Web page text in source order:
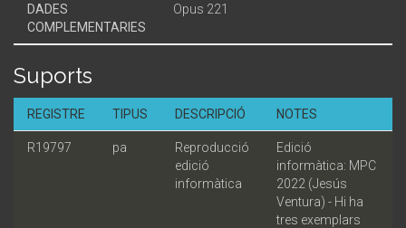
DADES
COMPLEMENTARIES
Opus 221
Suports
REGISTRE TIPUS DESCRIPCIÓ NOTES
R19797 pa
Reproducció
edició
informàtica
Edició
informàtica: MPC
2022 (Jesús
Ventura) - Hi ha
tres exemplars